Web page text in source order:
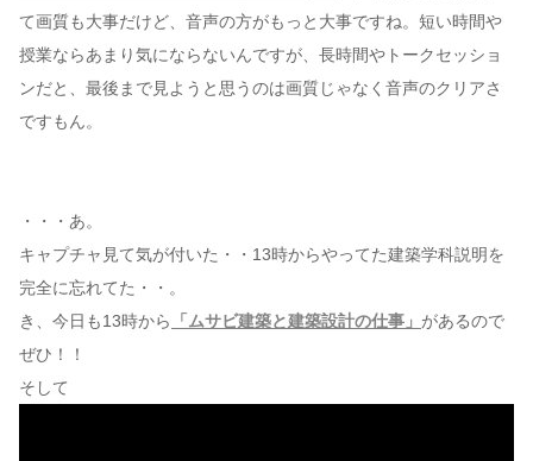
て画質も大事だけど、音声の方がもっと大事ですね。短い時間や
授業ならあまり気にならないんですが、長時間やトークセッショ
ンだと、最後まで見ようと思うのは画質じゃなく音声のクリアさ
ですもん。
・・・あ。
キャプチャ見て気が付いた・・13時からやってた建築学科説明を
完全に忘れてた・・。
き、今日も13時から
「ムサビ建築と建築設計の仕事」 があるので
ぜひ！！
そして